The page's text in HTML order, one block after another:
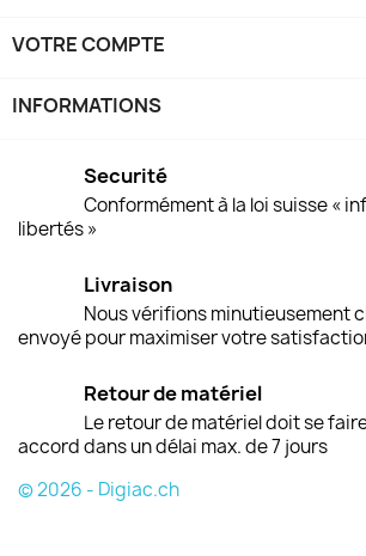
VOTRE COMPTE
INFORMATIONS
Securité
Conformément à la loi suisse «
libertés »
Livraison
Nous vérifions minutieusement
envoyé pour maximiser votre
Retour de matériel
Le retour de matériel doit se
accord dans un délai max. de 7 jours
© 2026 - Digiac.ch